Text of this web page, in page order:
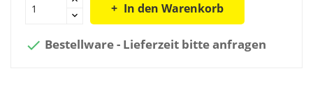
In den Warenkorb
 Bestellware - Lieferzeit bitte anfragen